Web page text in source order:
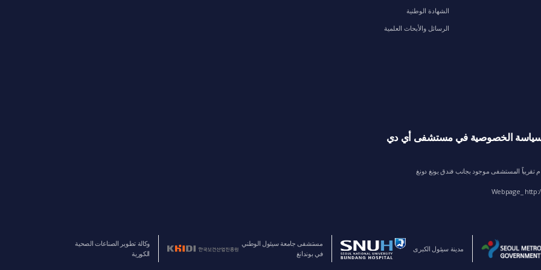
الشهادة الوطنية
الرسائل والأبحاث العلمية
الخصوصية في مستشفى أي دي
Webpage_
مدينة سيئول الكبرى
مستشفى جامعة سيئول الوطني
في بوندانغ
وكالة تطوير الصناعات الصحية
الكورية